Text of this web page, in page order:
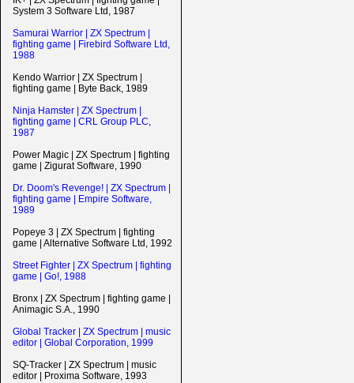
System 3 Software Ltd, 1987
Samurai Warrior | ZX Spectrum |
fighting game | Firebird Software Ltd,
1988
Kendo Warrior | ZX Spectrum |
fighting game | Byte Back, 1989
Ninja Hamster | ZX Spectrum |
fighting game | CRL Group PLC,
1987
Power Magic | ZX Spectrum | fighting
game | Zigurat Software, 1990
Dr. Doom's Revenge! | ZX Spectrum |
fighting game | Empire Software,
1989
Popeye 3 | ZX Spectrum | fighting
game | Alternative Software Ltd, 1992
Street Fighter | ZX Spectrum | fighting
game | Go!, 1988
Bronx | ZX Spectrum | fighting game |
Animagic S.A., 1990
Global Tracker | ZX Spectrum | music
editor | Global Corporation, 1999
SQ-Tracker | ZX Spectrum | music
editor | Proxima Software, 1993